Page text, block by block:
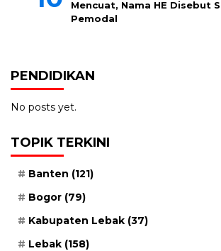
Mencuat, Nama HE Disebut
Pemodal
PENDIDIKAN
No posts yet.
TOPIK TERKINI
Banten (121)
Bogor (79)
Kabupaten Lebak (37)
Lebak (158)